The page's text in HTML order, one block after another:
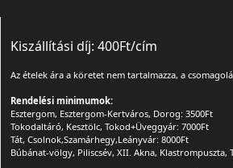
Kiszállítási díj: 400Ft/cím
Az ételek ára a köretet nem tartalmazza, a
Rendelési minimumok:
Esztergom, Esztergom-Kertváros, Dorog: 3500Ft
Tokodaltáró, Kesztölc, Tokod+Üveggyár: 7000Ft
Tát, Csolnok,Szamárhegy,Leányvár: 8000Ft
Búbánat-völgy, Piliscsév, XII. Akna, Klastrompuszta,